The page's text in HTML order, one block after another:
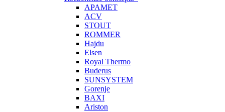
APAMET
ACV
STOUT
ROMMER
Hajdu
Elsen
Royal Thermo
Buderus
SUNSYSTEM
Gorenje
BAXI
Ariston